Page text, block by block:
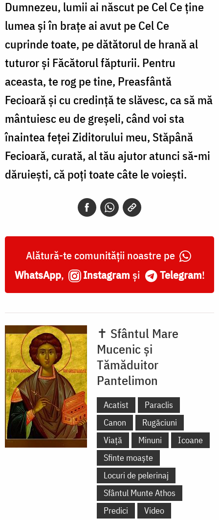
Dumnezeu, lumii ai născut pe Cel Ce ţine
lumea şi în braţe ai avut pe Cel Ce
cuprinde toate, pe dătătorul de hrană al
tuturor şi Făcătorul făpturii. Pentru
aceasta, te rog pe tine, Preasfântă
Fecioară şi cu credinţă te slăvesc, ca să mă
mântuiesc eu de greşeli, când voi sta
înaintea feţei Ziditorului meu, Stăpână
Fecioară, curată, al tău ajutor atunci să-mi
dăruieşti, că poţi toate câte le voieşti.
Alătură-te comunității noastre pe
WhatsApp, Instagram și Telegram!
✝ Sfântul Mare
Mucenic și
Tămăduitor
Pantelimon
Acatist
Paraclis
Canon
Rugăciuni
Viață
Minuni
Icoane
Sfinte moaște
Locuri de pelerinaj
Sfântul Munte Athos
Predici
Video